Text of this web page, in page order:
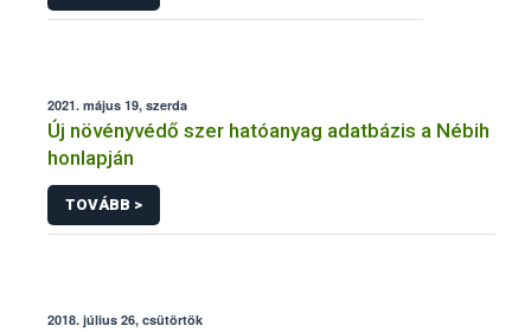
2021. május 19, szerda
Új növényvédő szer hatóanyag adatbázis a Nébih
honlapján
TOVÁBB >
2018. július 26, csütörtök